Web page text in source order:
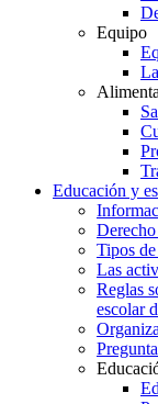
Equipo
Educación y
Tipos
Las
Reglas
escolar